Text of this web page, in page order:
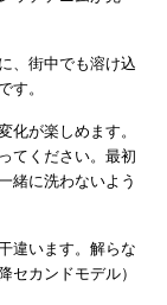
、街中でも溶け込
す。
化が楽しめます。
てください。最初
緒に洗わないよう
違います。解らな
セカンドモデル）